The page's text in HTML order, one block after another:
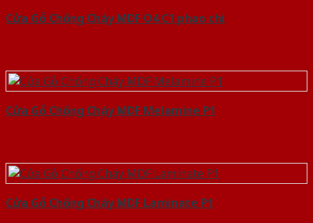
Cửa Gỗ Chống Cháy MDF O4 C1 phao chi
Cửa Gỗ Chống Cháy MDF Melamine P1
Cửa Gỗ Chống Cháy MDF Laminate P1